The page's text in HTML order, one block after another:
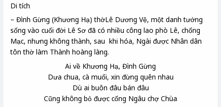
Di tích
– Đình Gừng (Khương Hạ) thờLê Dương Vệ, một danh tướng
sống vào cuối đời Lê Sơ đã có nhiều công lao phò Lê, chống
Mạc, nhưng không thành, sau khi hóa, Ngài được Nhân dân
tôn thờ làm Thành hoàng làng.
Ai về Khương Hạ, Đình Gừng
Dưa chua, cà muối, xin đừng quên nhau
Dù ai buôn đâu bán đâu
Cũng không bỏ được cống Ngâu chợ Chùa